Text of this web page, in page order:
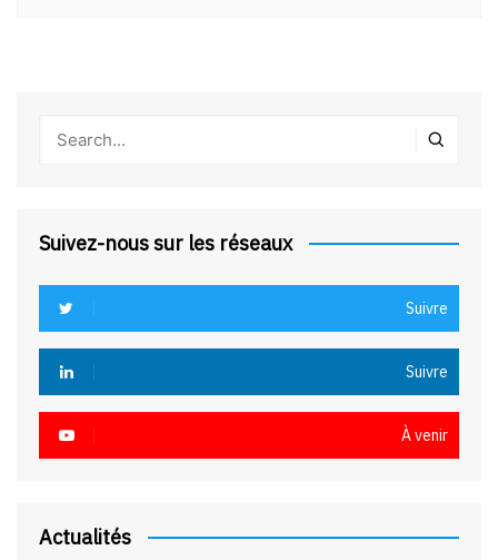
Suivez-nous sur les réseaux
Suivre
Suivre
À venir
Actualités